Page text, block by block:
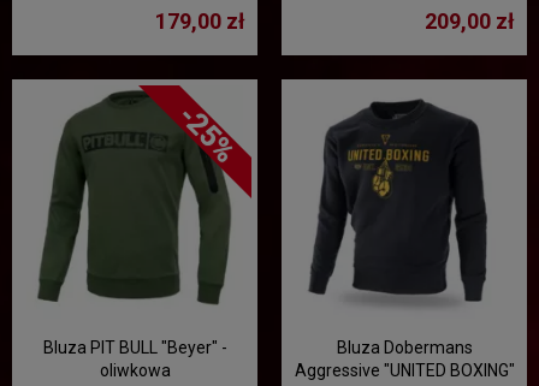
179,00 zł 209,00 zł
-25%
Bluza PIT BULL "Beyer" -
oliwkowa
Bluza Dobermans
Aggressive "UNITED BOXING"